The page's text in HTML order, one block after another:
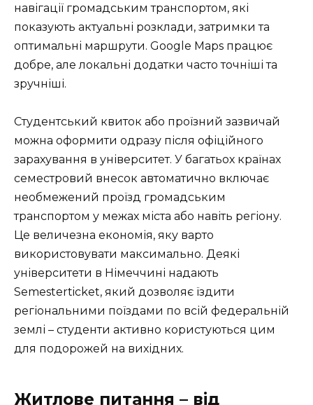
навігації громадським транспортом, які
показують актуальні розклади, затримки та
оптимальні маршрути. Google Maps працює
добре, але локальні додатки часто точніші та
зручніші.
Студентський квиток або проїзний зазвичай
можна оформити одразу після офіційного
зарахування в університет. У багатьох країнах
семестровий внесок автоматично включає
необмежений проїзд громадським
транспортом у межах міста або навіть регіону.
Це величезна економія, яку варто
використовувати максимально. Деякі
університети в Німеччині надають
Semesterticket, який дозволяє їздити
регіональними поїздами по всій федеральній
землі – студенти активно користуються цим
для подорожей на вихідних.
Житлове питання – від